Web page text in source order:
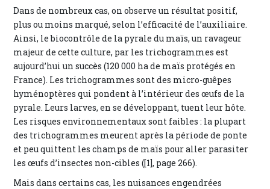
Dans de nombreux cas, on observe un résultat positif,
plus ou moins marqué, selon l’efficacité de l’auxiliaire.
Ainsi, le biocontrôle de la pyrale du maïs, un ravageur
majeur de cette culture, par les trichogrammes est
aujourd’hui un succès (120 000 ha de maïs protégés en
France). Les trichogrammes sont des micro-guêpes
hyménoptères qui pondent à l’intérieur des œufs de la
pyrale. Leurs larves, en se développant, tuent leur hôte.
Les risques environnementaux sont faibles : la plupart
des trichogrammes meurent après la période de ponte
et peu quittent les champs de maïs pour aller parasiter
les œufs d’insectes non-cibles ([1], page 266).
Mais dans certains cas, les nuisances engendrées